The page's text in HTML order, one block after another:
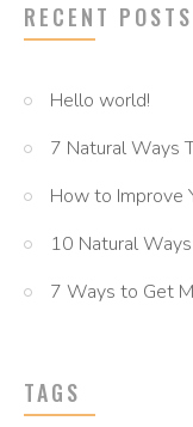
RECENT POSTS
Hello world!
7 Natural Ways
How to Improve
10 Natural
7 Ways to Get
TAGS